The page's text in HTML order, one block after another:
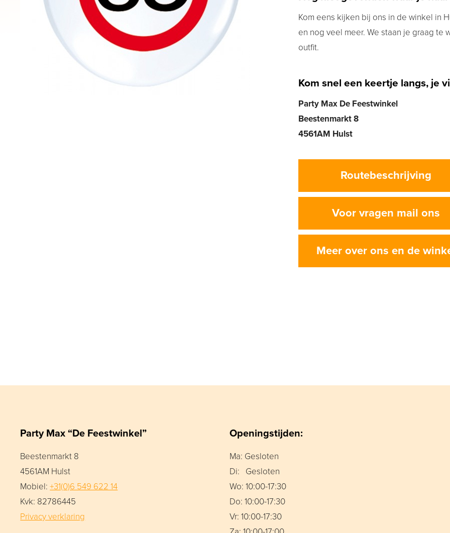
Kom eens kijken bij ons in de winkel in
en nog veel meer. We staan je graag
outfit.
Kom snel een keertje langs, je
Party Max De Feestwinkel
Beestenmarkt 8
4561AM Hulst
Routebeschrijving
Voor vragen mail ons
Meer over ons en de
Party Max “De Feestwinkel”
Beestenmarkt 8
4561AM Hulst
Mobiel:+31(0)6 549 622 14
Kvk: 82786445
Privacy verklaring
Openingstijden:
Ma: Gesloten
Di: Gesloten
Wo: 10:00-17:30
Do: 10:00-17:30
Vr: 10:00-17:30